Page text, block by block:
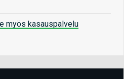
myös kasauspalvelu